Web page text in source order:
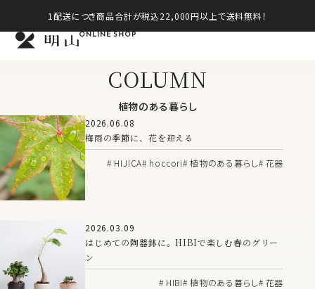
1配送につき商品合計が税込22,000円以上で送料無料！
ONLINE SHOP
COLUMN
植物のある暮らし
2026.06.08
梅雨の季節に、花を迎える
HIJICA hoccori 植物のある暮らし 花器
2026.03.09
はじめての陶器鉢に。HIBIで楽しむ春のグリー
ン
HIBI 植物のある暮らし 花器